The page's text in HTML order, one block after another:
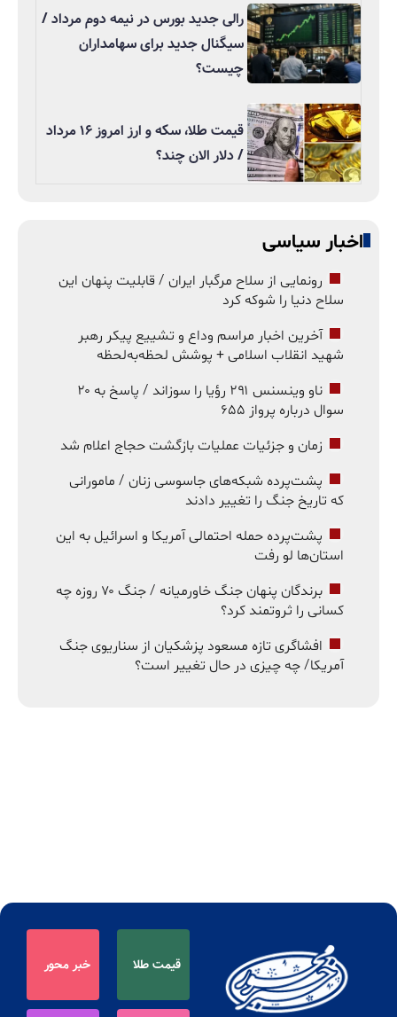
رالی جدید بورس در نیمه دوم مرداد /
سیگنال جدید برای سهامداران
چیست؟
قیمت طلا، سکه و ارز امروز ۱۶ مرداد
/ دلار الان چند؟
اخبار سیاسی
رونمایی از سلاح مرگبار ایران / قابلیت پنهان این
سلاح دنیا را شوکه کرد
آخرین اخبار مراسم وداع و تشییع پیکر رهبر
شهید انقلاب اسلامی + پوشش لحظه‌به‌لحظه
ناو وینسنس ۲۹۱ رؤیا را سوزاند / پاسخ به ۲۰
سوال درباره پرواز ۶۵۵
زمان و جزئیات عملیات بازگشت حجاج اعلام شد
پشت‌پرده شبکه‌های جاسوسی زنان / مامورانی
که تاریخ جنگ را تغییر دادند
پشت‌پرده حمله احتمالی آمریکا و اسرائیل به این
استان‌ها لو رفت
برندگان پنهان جنگ خاورمیانه / جنگ ۷۰ روزه چه
کسانی را ثروتمند کرد؟
افشاگری تازه مسعود پزشکیان از سناریوی جنگ
آمریکا/ چه چیزی در حال تغییر است؟
قیمت طلا خبر محور